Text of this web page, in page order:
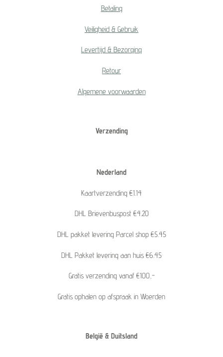
Betaling
Veiligheid & Gebruik
Levertijd & Bezorging
Retour
Algemene voorwaarden
Verzending
Nederland
Kaartverzending €1.14
DHL Brievenbuspost €4.20
DHL pakket levering Parcel shop €5.45
DHL Pakket levering aan huis €6.45
Gratis verzending vanaf €100,-
Gratis ophalen op afspraak in Woerden
België & Duitsland